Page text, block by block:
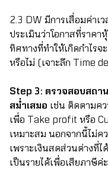
2.3 DW มีการเสื่อมค่าเ
ประเมินว่าโอกาสที่ราคา
ทิศทางที่ทำให้เกิดกำไร
หรือไม่ (เจาะลึก Time
Step 3: ตรวจสอบสถา
สม่ำเสมอ เช่น ติดตามค
เพื่อ Take profit หรือ
เหมาะสม นอกจากนี้ไม่
เพราะเงินสดส่วนต่างที่
เป็นรายได้เพื่อเสียภาษีค่ะ